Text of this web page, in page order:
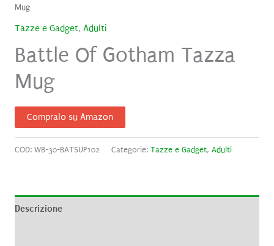
Mug
Tazze e Gadget, Adulti
Battle Of Gotham Tazza
Mug
Compralo su Amazon
COD: WB-30-BATSUP102 Categorie: Tazze e Gadget, Adulti
Descrizione